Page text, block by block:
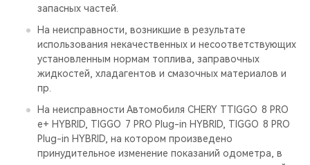
запасных частей.
На неисправности, возникшие в результате
использования некачественных и несоответствующих
установленным нормам топлива, заправочных
жидкостей, хладагентов и смазочных материалов и
пр.
На неисправности Автомобиля CHERY TTIGGO 8 PRO
е+ HYBRID, TIGGO 7 PRO Plug-in HYBRID, TIGGO 8 PRO
Plug-in HYBRID, на котором произведено
принудительное изменение показаний одометра, в